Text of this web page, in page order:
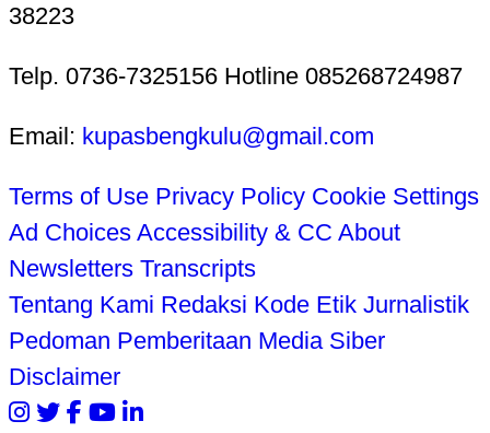
38223
Telp. 0736-7325156 Hotline 085268724987
Email: kupasbengkulu@gmail.com
Terms of Use Privacy Policy Cookie Settings
Ad Choices Accessibility & CC About
Newsletters Transcripts
Tentang Kami Redaksi Kode Etik Jurnalistik
Pedoman Pemberitaan Media Siber
Disclaimer